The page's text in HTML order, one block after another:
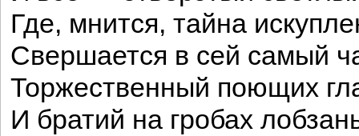
Где, мнится, тайна
Свершается в сей самый
Торжественный поющих
И братий на гробах